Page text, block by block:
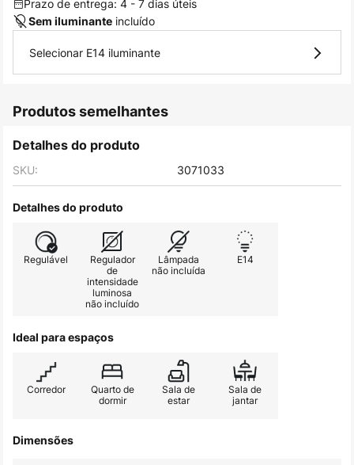
Prazo de entrega: 4 - 7 dias úteis
Sem iluminante incluído
Selecionar E14 iluminante
Produtos semelhantes
Detalhes do produto
SKU: 3071033
Detalhes do produto
Regulável
Regulador
de
intensidade
luminosa
não incluído
Lâmpada
não incluída
E14
Ideal para espaços
Corredor
Quarto de
dormir
Sala de
estar
Sala de
jantar
Dimensões